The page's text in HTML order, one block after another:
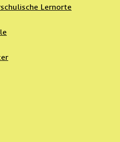
Lernorte